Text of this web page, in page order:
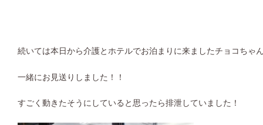
続いては本日から介護とホテルでお泊まりに来ましたチョコちゃ
一緒にお見送りしました！！
すごく動きたそうにしていると思ったら排泄していました！